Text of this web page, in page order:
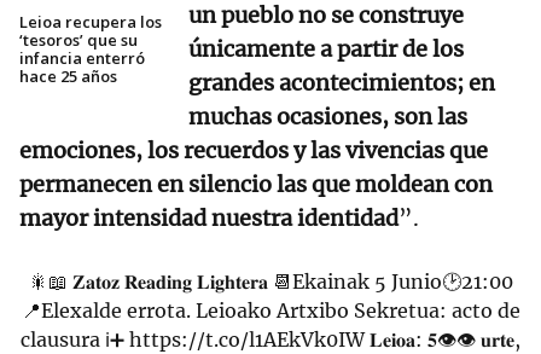
Leioa recupera los
‘tesoros’ que su
infancia enterró
hace 25 años
un pueblo no se construye
únicamente a partir de los
grandes acontecimientos; en
muchas ocasiones, son las
emociones, los recuerdos y las vivencias que
permanecen en silencio las que moldean con
mayor intensidad nuestra identidad”.
🎇📖 𝐙𝐚𝐭𝐨𝐳 𝐑𝐞𝐚𝐝𝐢𝐧𝐠 𝐋𝐢𝐠𝐡𝐭𝐞𝐫𝐚 📆Ekainak 5 Junio🕑21:00
📍Elexalde errota. Leioako Artxibo Sekretua: acto de
clausura ℹ️➕ https://t.co/l1AEkVk0IW𝐋𝐞𝐢𝐨𝐚: 𝟓👁️👁️ 𝐮𝐫𝐭𝐞,